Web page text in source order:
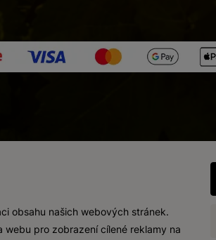
18 let.
obsahu našich webových stránek.
webu pro zobrazení cílené reklamy na